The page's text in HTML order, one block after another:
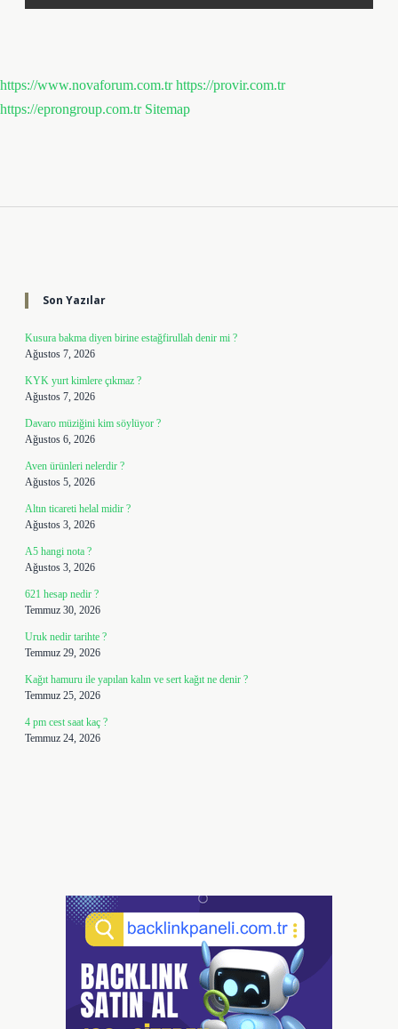
https://www.novaforum.com.tr https://provir.com.tr
https://eprongroup.com.tr Sitemap
Son Yazılar
Kusura bakma diyen birine estağfirullah denir mi ?
Ağustos 7, 2026
KYK yurt kimlere çıkmaz ?
Ağustos 7, 2026
Davaro müziğini kim söylüyor ?
Ağustos 6, 2026
Aven ürünleri nelerdir ?
Ağustos 5, 2026
Altın ticareti helal midir ?
Ağustos 3, 2026
A5 hangi nota ?
Ağustos 3, 2026
621 hesap nedir ?
Temmuz 30, 2026
Uruk nedir tarihte ?
Temmuz 29, 2026
Kağıt hamuru ile yapılan kalın ve sert kağıt ne denir ?
Temmuz 25, 2026
4 pm cest saat kaç ?
Temmuz 24, 2026